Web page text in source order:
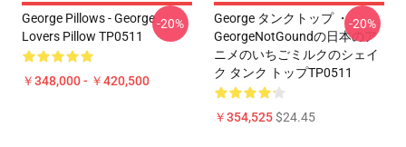
George Pillows - George
Lovers Pillow TP0511
￥348,000 - ￥420,500
-20%
George タンクトップ ・
GeorgeNotGoundの日本のア
ニメのいちごミルクのシェイ
ク タンク トップTP0511
￥354,525$24.45
-20%